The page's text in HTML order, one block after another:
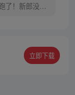
了！新郎没
登记结婚，走
现他竟是帝国
立即下载